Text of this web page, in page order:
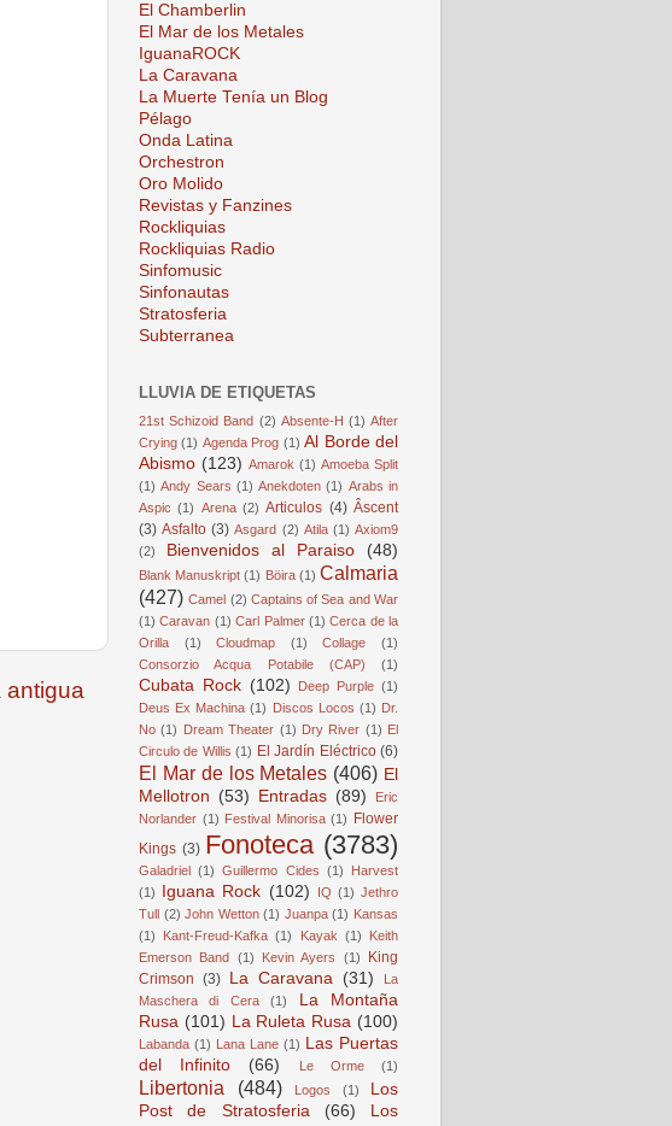
antigua
El Chamberlin
El Mar de los Metales
IguanaROCK
La Caravana
La Muerte Tenía un Blog
Pélago
Onda Latina
Orchestron
Oro Molido
Revistas y Fanzines
Rockliquias
Rockliquias Radio
Sinfomusic
Sinfonautas
Stratosferia
Subterranea
LLUVIA DE ETIQUETAS
21st Schizoid Band (2) Absente-H (1) After
Crying (1) Agenda Prog (1) Al Borde del
Abismo (123) Amarok (1) Amoeba Split
(1) Andy Sears (1) Anekdoten (1) Arabs in
Aspic (1) Arena (2) Articulos (4) Âscent
(3) Asfalto (3) Asgard (2) Atila (1) Axiom9
(2)
Bienvenidos al Paraiso (48)
Blank Manuskript (1) Böira (1) Calmaria
(427) Camel (2) Captains of Sea and War
(1) Caravan (1) Carl Palmer (1) Cerca de la
Orilla
(1) Cloudmap (1) Collage
(1)
Consorzio Acqua Potabile (CAP)
(1)
Cubata Rock (102) Deep Purple (1)
Deus Ex Machina (1) Discos Locos (1) Dr.
No (1) Dream Theater (1) Dry River (1) El
Circulo de Willis (1) El Jardín Eléctrico (6)
El Mar de los Metales (406) El
Mellotron (53) Entradas (89)
Eric
Norlander (1) Festival Minorisa (1) Flower
Kings (3) Fonoteca (3783)
Galadriel (1) Guillermo Cides (1)
Harvest
(1) Iguana Rock (102) IQ (1) Jethro
Tull (2) John Wetton (1) Juanpa (1) Kansas
(1)
Kant-Freud-Kafka (1) Kayak (1)
Keith
Emerson Band (1) Kevin Ayers (1)
King
Crimson (3) La Caravana (31)
La
Maschera di Cera
(1)
La Montaña
Rusa (101) La Ruleta Rusa (100)
Labanda (1) Lana Lane (1) Las Puertas
del Infinito
(66) Le Orme (1)
Libertonia (484) Logos (1)
Los
Post de Stratosferia
(66)
Los